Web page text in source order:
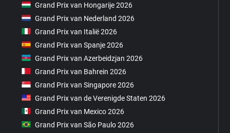
Grand Prix van Hongarije 2026
Grand Prix van Nederland 2026
Grand Prix van Italië 2026
Grand Prix van Spanje 2026
Grand Prix van Azerbeidzjan 2026
Grand Prix van Bahrein 2026
Grand Prix van Singapore 2026
Grand Prix van de Verenigde Staten 2026
Grand Prix van Mexico 2026
Grand Prix van São Paulo 2026